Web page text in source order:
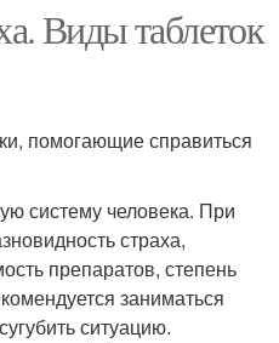
Виды таблеток
помогающие справиться
систему человека. При
страха,
препаратов, степень
заниматься
ситуацию.